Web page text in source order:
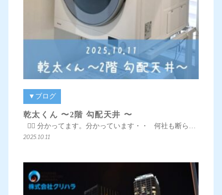
▼ブログ
乾太くん 〜2階 勾配天井 〜
👱‍♀️ 分かってます。分かっています・・ 何社も断ら…
2025.10.11